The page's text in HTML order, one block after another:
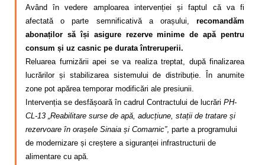
Având în vedere amploarea intervenției și faptul că va fi
afectată o parte semnificativă a orașului, recomandăm
abonaților să își asigure rezerve minime de apă pentru
consum și uz casnic pe durata întreruperii.
Reluarea furnizării apei se va realiza treptat, după finalizarea
lucrărilor și stabilizarea sistemului de distribuție. În anumite
zone pot apărea temporar modificări ale presiunii.
Intervenția se desfășoară în cadrul Contractului de lucrări PH-
CL-13 „Reabilitare surse de apă, aducțiune, stații de tratare și
rezervoare în orașele Sinaia și Comarnic”, parte a programului
de modernizare și creștere a siguranței infrastructurii de
alimentare cu apă.